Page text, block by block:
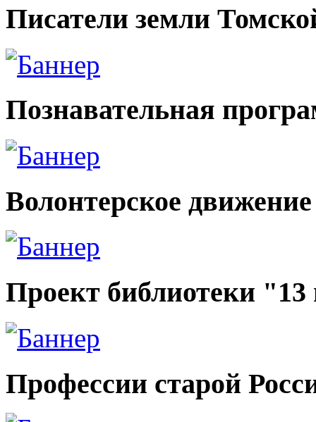
Писатели земли
Познавательная
Волонтерское движение
Проект библиотеки
Профессии старой